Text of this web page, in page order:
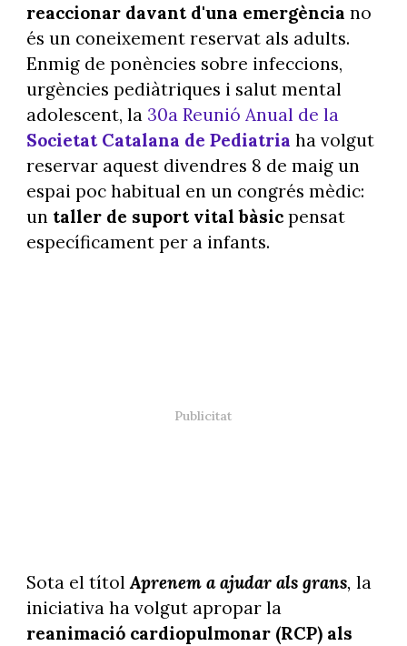
reaccionar davant d'una emergència no
és un coneixement reservat als adults.
Enmig de ponències sobre infeccions,
urgències pediàtriques i salut mental
adolescent, la 30a Reunió Anual de la
Societat Catalana de Pediatria ha volgut
reservar aquest divendres 8 de maig un
espai poc habitual en un congrés mèdic:
un taller de suport vital bàsicpensat
específicament per a infants.
Sota el títolAprenem a ajudar als grans, la
iniciativa ha volgut apropar la
reanimació cardiopulmonar (RCP) als